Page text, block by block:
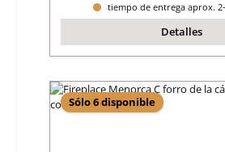
tiempo de entrega aprox.
Detalles
Sólo 6 disponible